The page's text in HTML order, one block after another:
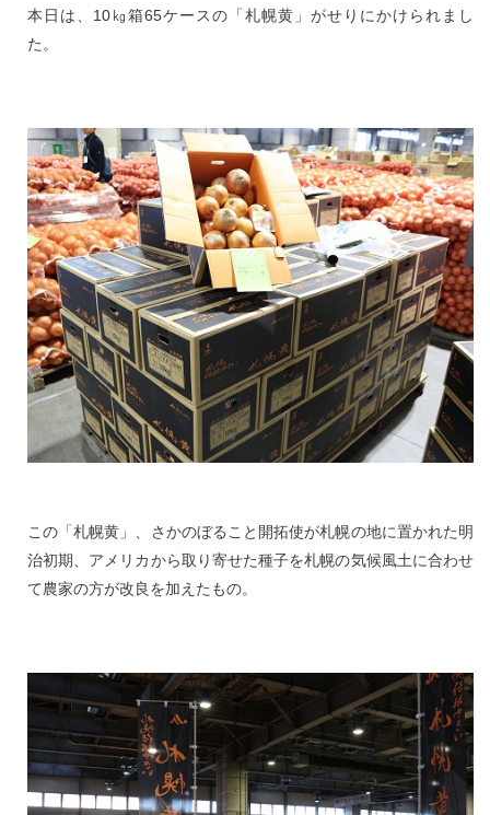
本日は、10㎏箱65ケースの「札幌黄」がせりにかけられまし
た。
この「札幌黄」、さかのぼること開拓使が札幌の地に置かれた明
治初期、アメリカから取り寄せた種子を札幌の気候風土に合わせ
て農家の方が改良を加えたもの。